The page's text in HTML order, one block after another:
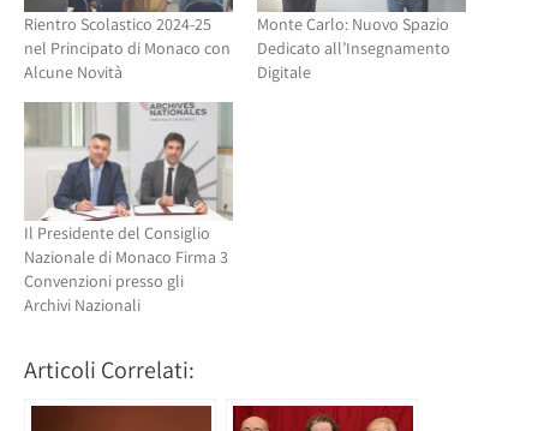
Rientro Scolastico 2024-25
nel Principato di Monaco con
Alcune Novità
Monte Carlo: Nuovo Spazio
Dedicato all’Insegnamento
Digitale
Il Presidente del Consiglio
Nazionale di Monaco Firma 3
Convenzioni presso gli
Archivi Nazionali
Articoli Correlati: